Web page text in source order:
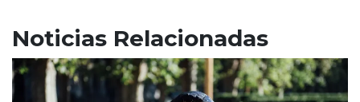
Noticias Relacionadas